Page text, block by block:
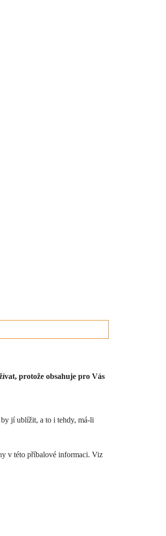
protože obsahuje pro Vás
jí ublížit, a to i tehdy, má-li
v této příbalové informaci. Viz